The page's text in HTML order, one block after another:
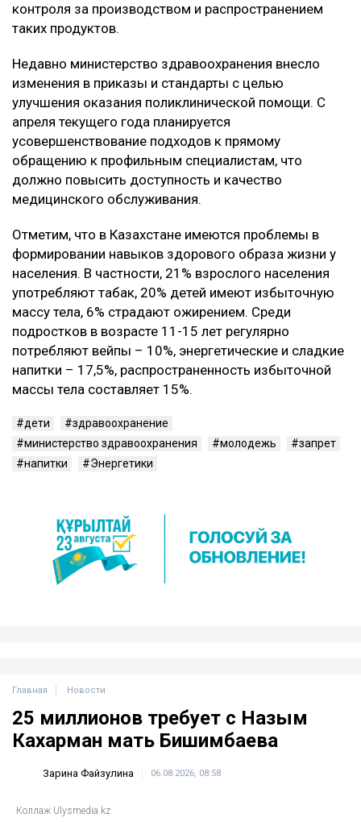
контроля за производством и распространением
таких продуктов.
Недавно министерство здравоохранения внесло
изменения в приказы и стандарты с целью
улучшения оказания поликлинической помощи. С
апреля текущего года планируется
усовершенствование подходов к прямому
обращению к профильным специалистам, что
должно повысить доступность и качество
медицинского обслуживания.
Отметим, что в Казахстане имеются проблемы в
формировании навыков здорового образа жизни у
населения. В частности, 21% взрослого населения
употребляют табак, 20% детей имеют избыточную
массу тела, 6% страдают ожирением. Среди
подростков в возрасте 11-15 лет регулярно
потребляют вейпы – 10%, энергетические и сладкие
напитки – 17,5%, распространенность избыточной
массы тела составляет 15%.
дети
здравоохранение
министерство здравоохранения
молодежь
запрет
напитки
Энергетики
Главная Новости
25 миллионов требует с Назым
Кахарман мать Бишимбаева
Зарина Файзулина 06.08.2026, 08:58
Коллаж Ulysmedia.kz